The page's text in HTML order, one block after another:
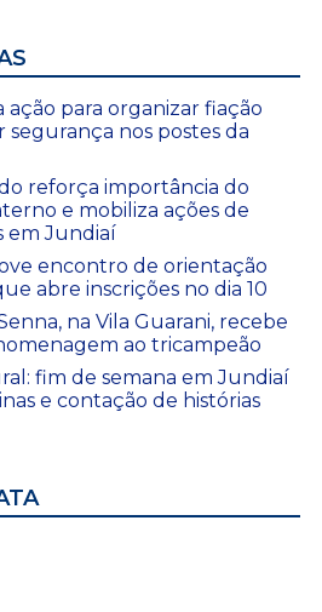
ação para organizar fiação
segurança nos postes da
reforça importância do
e mobiliza ações de
em Jundiaí
encontro de orientação
abre inscrições no dia 10
na Vila Guarani, recebe
ao tricampeão
fim de semana em Jundiaí
e contação de histórias